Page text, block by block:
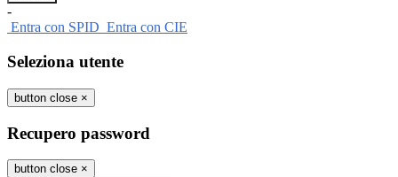
-
Entra con SPID Entra con CIE
Seleziona utente
button close ×
Recupero password
button close ×